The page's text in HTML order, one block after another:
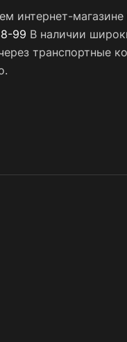
99 В наличии